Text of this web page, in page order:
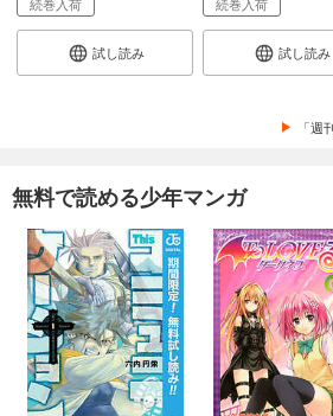
試し読み 試し読み
「
無料で読める少年マンガ